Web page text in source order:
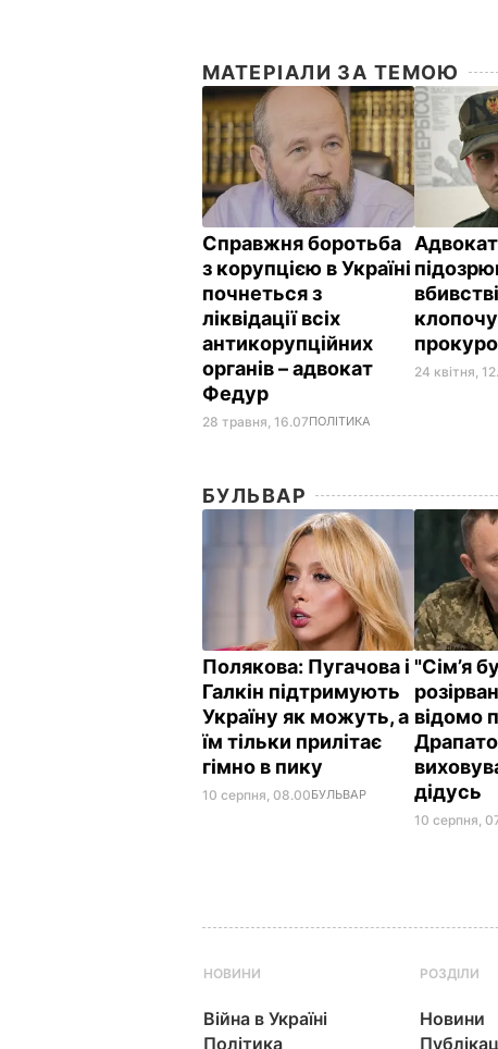
МАТЕРІАЛИ ЗА ТЕМОЮ
Справжня боротьба
з корупцією в Україні
почнеться з
ліквідації всіх
антикорупційних
органів – адвокат
Федур
28 травня, 16.07ПОЛІТИКА
24 квітня,
БУЛЬВАР
Полякова: Пугачова і
Галкін підтримують
Україну як можуть, а
їм тільки прилітає
гімно в пику
10 серпня, 08.00БУЛЬВАР
"Сім’я
відомо
дідусь
10 серпня,
НОВИНИ
Війна в Україні
Політика
РОЗДІЛИ
Новини